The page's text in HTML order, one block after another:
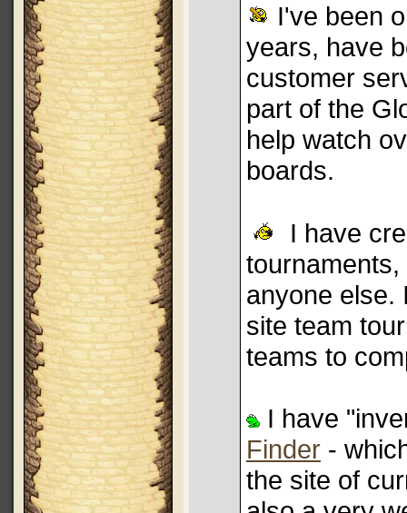
I've been
years, have
customer
part of the
help watch
boards.
I have
anyone else.
site team
teams to
I have
Finder -
the site of